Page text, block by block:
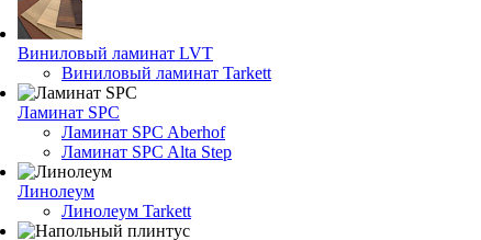
Виниловый ламинат LVT
Виниловый ламинат Tarkett
Ламинат SPC
Ламинат SPC Aberhof
Ламинат SPC Alta Step
Линолеум
Линолеум Tarkett